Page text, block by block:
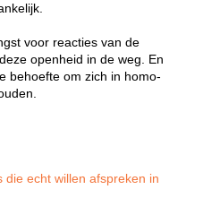
voor reacties van de
openheid in de weg. En
behoefte om zich in homo-
die echt willen afspreken in